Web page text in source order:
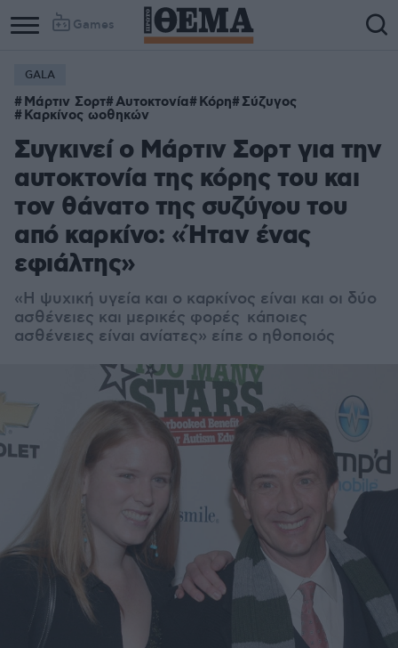
Games
Column
1
Column
2
GALA
Μάρτιν Σορτ Αυτοκτονία Κόρη Σύζυγος
Καρκίνος ωοθηκών
Συγκινεί ο Μάρτιν Σορτ για την
αυτοκτονία της κόρης του και
τον θάνατο της συζύγου του
από καρκίνο: «Ήταν ένας
εφιάλτης»
«Η ψυχική υγεία και ο καρκίνος είναι και οι δύο
ασθένειες και μερικές φορές κάποιες
ασθένειες είναι ανίατες» είπε ο ηθοποιός